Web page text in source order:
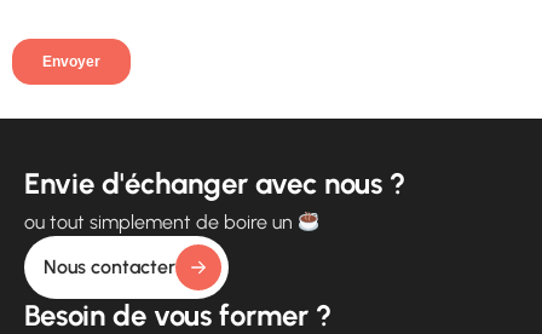
Envie d'échanger avec nous ?
ou tout simplement de boire un
Nous contacter
Besoin de vous former ?